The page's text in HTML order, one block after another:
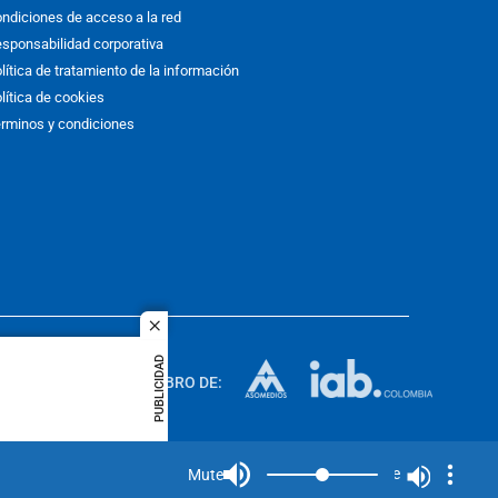
close
PUBLICIDAD
de acceso a la red
corporativa
de tratamiento de la información
de cookies
y condiciones
MIEMBRO DE:
Mute Mute